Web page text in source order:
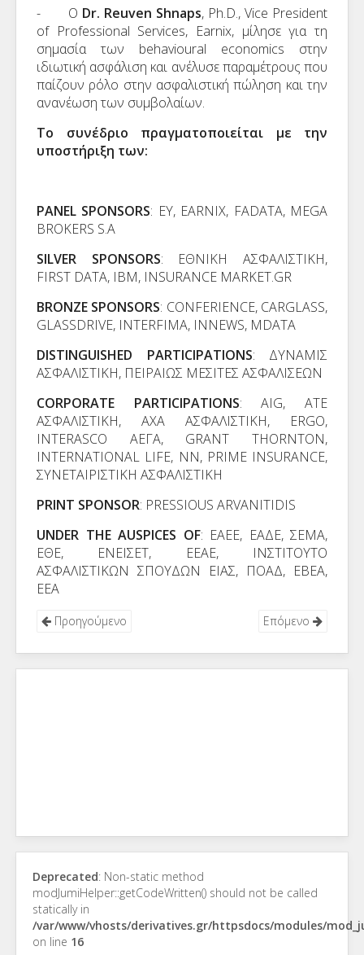
- Ο Dr. Reuven Shnaps, Ph.D., Vice President
of Professional Services, Earnix, μίλησε για τη
σημασία των behavioural economics στην
ιδιωτική ασφάλιση και ανέλυσε παραμέτρους που
παίζουν ρόλο στην ασφαλιστική πώληση και την
ανανέωση των συμβολαίων.
Το συνέδριο πραγματοποιείται με την
υποστήριξη των:
PANEL SPONSORS: ΕΥ, ΕΑRNIX, FADATA, MEGA
BROKERS S.A
SILVER SPONSORS: ΕΘΝΙΚΗ ΑΣΦΑΛΙΣΤΙΚΗ,
FIRST DATA, IΒΜ, INSURANCE MARKET.GR
BRONZE SPONSORS: CONFERIENCE, CARGLASS,
GLASSDRIVE, INTERFIMA, INNEWS, MDATA
DISTINGUISHED PARTICIPATIONS: ΔΥΝΑΜΙΣ
ΑΣΦΑΛΙΣΤΙΚΗ, ΠΕΙΡΑΙΩΣ ΜΕΣΙΤΕΣ ΑΣΦΑΛΙΣΕΩΝ
CORPORATE PARTICIPATIONS: AIG,ΑΤΕ
ΑΣΦΑΛΙΣΤΙΚΗ, ΑΧΑ ΑΣΦΑΛΙΣΤΙΚΗ, ΕRGO,
INTERASCO AΕΓΑ, GRANT THORNTON,
INTERNATIONAL LIFE, NN, PRIME INSURANCE,
ΣΥΝΕΤΑΙΡΙΣΤΙΚΗ ΑΣΦΑΛΙΣΤΙΚΗ
PRINT SPONSOR: PRESSIOUS ARVANITIDIS
UNDER THE AUSPICES OF: EAEE, EAΔΕ, ΣΕΜΑ,
ΕΘΕ, ΕΝΕΙΣΕΤ, ΕΕΑΕ, ΙΝΣΤΙΤΟΥΤΟ
ΑΣΦΑΛΙΣΤΙΚΩΝ ΣΠΟΥΔΩΝ ΕΙΑΣ, ΠΟΑΔ, ΕΒΕΑ,
ΕΕΑ
Προηγούμενο Επόμενο
Deprecated: Non-static method
modJumiHelper::getCodeWritten() should not be called
statically in
/var/www/vhosts/derivatives.gr/httpsdocs/modules/
on line 16